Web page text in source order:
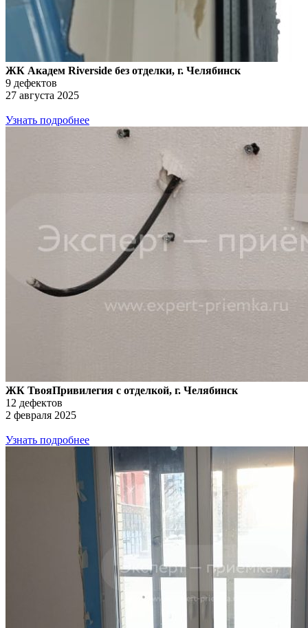
ЖК Академ Riverside без отделки, г. Челябинск
9 дефектов
27 августа 2025
Узнать подробнее
ЖК ТвояПривилегия с отделкой, г. Челябинск
12 дефектов
2 февраля 2025
Узнать подробнее